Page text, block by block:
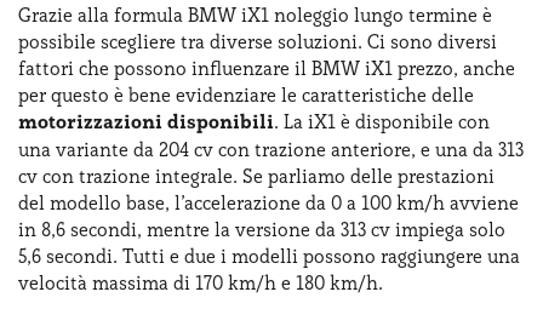
Grazie alla formula BMW iX1 noleggio lungo termine è
possibile scegliere tra diverse soluzioni. Ci sono diversi
fattori che possono influenzare il BMW iX1 prezzo, anche
per questo è bene evidenziare le caratteristiche delle
motorizzazioni disponibili. La iX1 è disponibile con
una variante da 204 cv con trazione anteriore, e una da 313
cv con trazione integrale. Se parliamo delle prestazioni
del modello base, l’accelerazione da 0 a 100 km/h avviene
in 8,6 secondi, mentre la versione da 313 cv impiega solo
5,6 secondi. Tutti e due i modelli possono raggiungere una
velocità massima di 170 km/h e 180 km/h.